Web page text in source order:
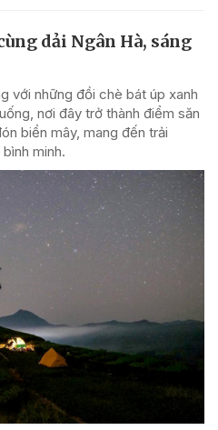
dải Ngân Hà, sáng
với những đồi chè bát úp xanh
nơi đây trở thành điểm săn
biển mây, mang đến trải
minh.